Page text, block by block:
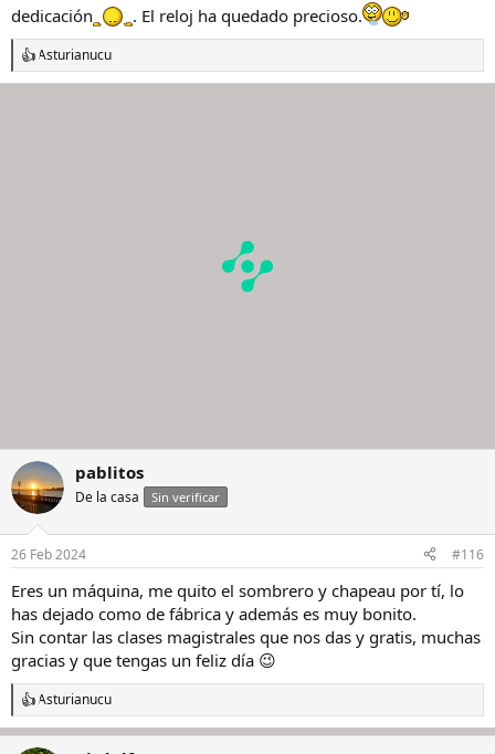
dedicación
. El reloj ha quedado precioso.
R
e
Asturianucu
pablitos
De la casa Sin verificar
26 Feb 2024 #116
Eres un máquina, me quito el sombrero y chapeau por tí, lo
has dejado como de fábrica y además es muy bonito.
Sin contar las clases magistrales que nos das y gratis, muchas
gracias y que tengas un feliz día 😉
R
e
a
Asturianucu